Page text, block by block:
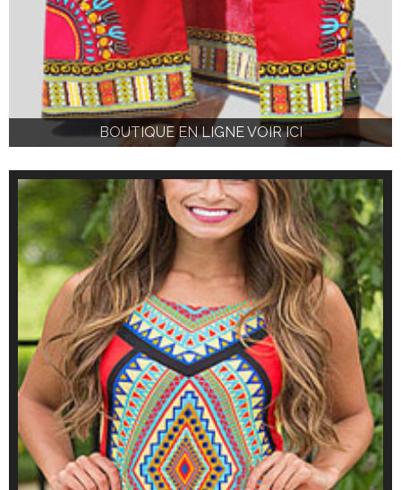
BOUTIQUE EN LIGNE VOIR ICI